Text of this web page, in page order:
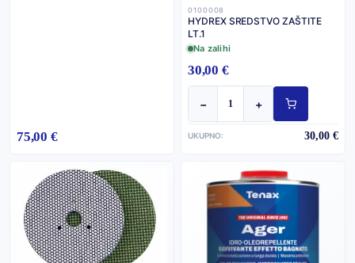
75,00 €
0100008
HYDREX SREDSTVO ZAŠTITE
LT.1
Na zalihi
30,00 €
− +
UKUPNO: 30,00 €